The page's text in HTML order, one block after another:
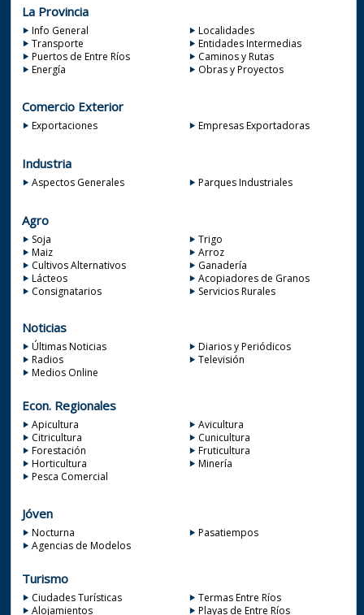
La Provincia
Info General
Localidades
Transporte
Entidades Intermedias
Puertos de Entre Ríos
Caminos y Rutas
Energía
Obras y Proyectos
Comercio Exterior
Exportaciones Empresas Exportadoras
Industria
Aspectos Generales Parques Industriales
Agro
Soja
Trigo
Maiz
Arroz
Cultivos Alternativos
Ganadería
Lácteos
Acopiadores de Granos
Consignatarios
Servicios Rurales
Noticias
Últimas Noticias
Diarios y Periódicos
Radios
Televisión
Medios Online
Econ. Regionales
Apicultura
Avicultura
Citricultura
Cunicultura
Forestación
Fruticultura
Horticultura
Minería
Pesca Comercial
Jóven
Nocturna
Pasatiempos
Agencias de Modelos
Turismo
Ciudades Turísticas
Termas Entre Ríos
Alojamientos
Playas de Entre Ríos